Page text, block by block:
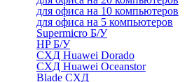
для офиса на 10 компьютеров
для офиса на 5 компьютеров
Supermicro Б/У
HP Б/У
СХД Huawei Dorado
СХД Huawei Oceanstor
Blade СХД